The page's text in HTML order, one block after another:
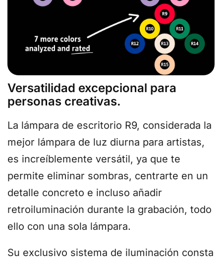
Versatilidad excepcional para
personas creativas.
La lámpara de escritorio R9, considerada la
mejor lámpara de luz diurna para artistas,
es increíblemente versátil, ya que te
permite eliminar sombras, centrarte en un
detalle concreto e incluso añadir
retroiluminación durante la grabación, todo
ello con una sola lámpara.
Su exclusivo sistema de iluminación consta